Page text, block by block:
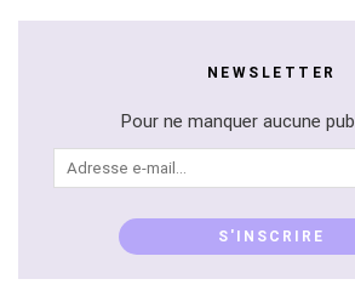
NEWSLETTER
Pour ne manquer aucune
Adresse
e-
S'INSCRIRE